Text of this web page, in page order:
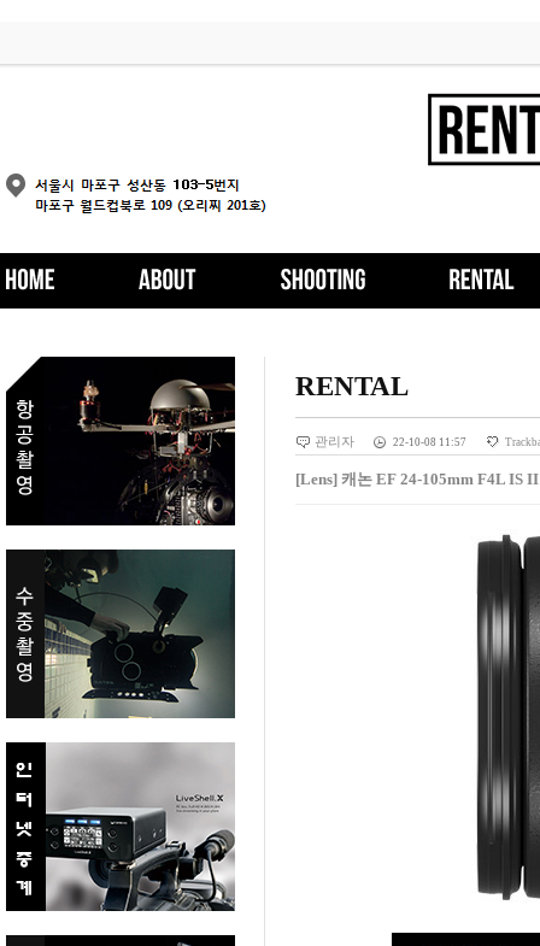
RENTAL
관리자 22-10-08 11:57
[Lens] 캐논 EF 24-105mm F4L IS